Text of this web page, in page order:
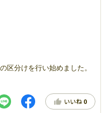
区分けを行い始めました。
いいね 0